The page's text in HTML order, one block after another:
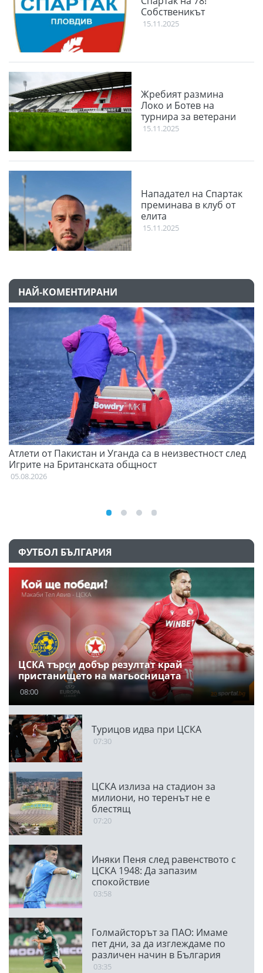
Собственикът
15.11.2025
Жребият размина
Локо и Ботев на
турнира за ветерани
15.11.2025
Нападател на Спартак
преминава в клуб от
елита
15.11.2025
НАЙ-КОМЕНТИРАНИ
Атлети от Пакистан и Уганда са в неизвестност след
Игрите на Британската общност
05.08.2026
ФУТБОЛ БЪЛГАРИЯ
ЦСКА търси добър резултат край
пристанището на магьосницата
08:00
Турицов идва при ЦСКА
07:30
ЦСКА излиза на стадион за
милиони, но теренът не е
блестящ
07:20
Иняки Пеня след равенството с
ЦСКА 1948: Да запазим
спокойствие
03:58
Голмайсторът за ПАО: Имаме
пет дни, за да изглеждаме по
различен начин в България
03:35